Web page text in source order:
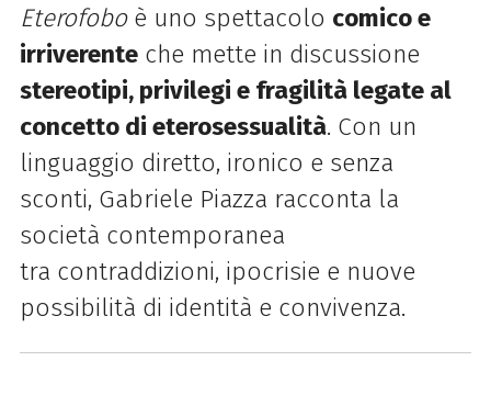
Eterofoboè uno spettacolo comico e
irriverenteche mette in discussione
stereotipi, privilegi e fragilità legate al
concetto di eterosessualità. Con un
linguaggio diretto, ironico e senza
sconti, Gabriele Piazza racconta la
società contemporanea
tra contraddizioni, ipocrisie e nuove
possibilità di identità e convivenza.